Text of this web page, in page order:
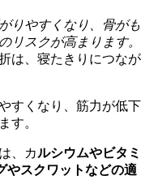
りやすくなり、骨がも
リスクが高まります。
は、寝たきりにつなが
すくなり、筋力が低下
す。
、カルシウムやビタミ
やスクワットなどの適